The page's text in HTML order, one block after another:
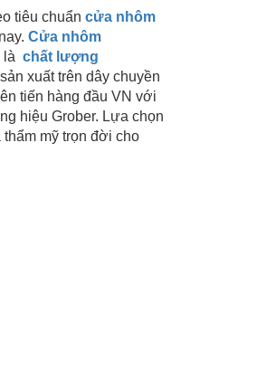
tiêu chuẩncửa nhôm
Cửa nhôm
làchất lượng
sản xuất trên dây chuyền
tiến hàng đầu VN với
hiệu Grober. Lựa chọn
mỹ trọn đời cho